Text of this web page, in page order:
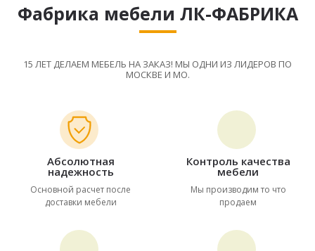
Фабрика мебели ЛК-ФАБРИКА
15 ЛЕТ ДЕЛАЕМ МЕБЕЛЬ НА ЗАКАЗ! МЫ ОДНИ ИЗ ЛИДЕРОВ ПО
МОСКВЕ И МО.
Абсолютная
надежность
Основной расчет после
доставки мебели
Контроль качества
мебели
Мы производим то что
продаем